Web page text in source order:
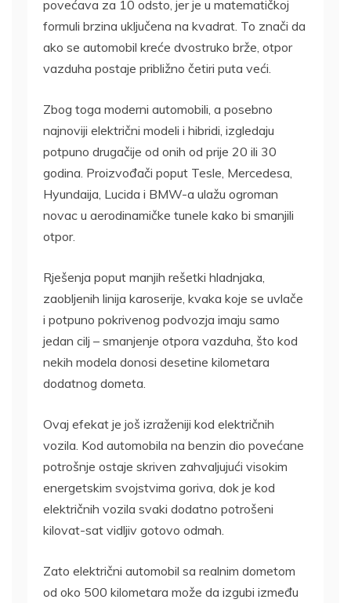
povećava za 10 odsto, jer je u matematičkoj
formuli brzina uključena na kvadrat. To znači da
ako se automobil kreće dvostruko brže, otpor
vazduha postaje približno četiri puta veći.
Zbog toga moderni automobili, a posebno
najnoviji električni modeli i hibridi, izgledaju
potpuno drugačije od onih od prije 20 ili 30
godina. Proizvođači poput Tesle, Mercedesa,
Hyundaija, Lucida i BMW-a ulažu ogroman
novac u aerodinamičke tunele kako bi smanjili
otpor.
Rješenja poput manjih rešetki hladnjaka,
zaobljenih linija karoserije, kvaka koje se uvlače
i potpuno pokrivenog podvozja imaju samo
jedan cilj – smanjenje otpora vazduha, što kod
nekih modela donosi desetine kilometara
dodatnog dometa.
Ovaj efekat je još izraženiji kod električnih
vozila. Kod automobila na benzin dio povećane
potrošnje ostaje skriven zahvaljujući visokim
energetskim svojstvima goriva, dok je kod
električnih vozila svaki dodatno potrošeni
kilovat-sat vidljiv gotovo odmah.
Zato električni automobil sa realnim dometom
od oko 500 kilometara može da izgubi između